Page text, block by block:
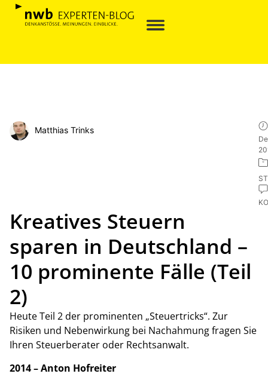
Matthias Trinks
Kreatives Steuern
sparen in Deutschland –
10 prominente Fälle (Teil
2)
Heute Teil 2 der prominenten „Steuertricks“. Zur
Risiken und Nebenwirkung bei Nachahmung fragen Sie
Ihren Steuerberater oder Rechtsanwalt.
2014 – Anton Hofreiter